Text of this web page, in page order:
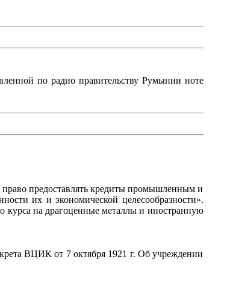
по радио правительству Румынии ноте
предоставлять кредиты промышленным и
их и экономической целесообразности».
на драгоценные металлы и иностранную
ВЦИК от 7 октября 1921 г. Об учреждении